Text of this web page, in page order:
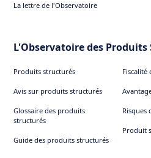
La lettre de l'Observatoire
L'Observatoire des
Produits structurés
Avis sur produits structurés
Glossaire des produits
structurés
Guide des produits structurés
Risques
Produit